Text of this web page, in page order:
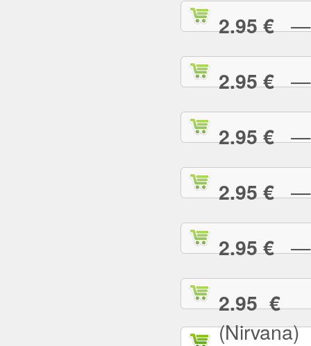
2.95 €—
2.95 €—
2.95 €—
2.95 €—
2.95 €—
2.95 €—
(Nirvana)